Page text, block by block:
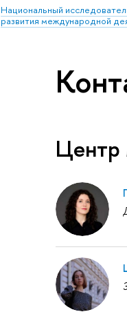
Национальный
развития международной
Центр